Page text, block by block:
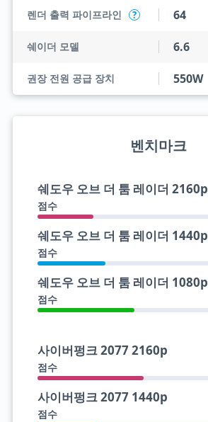
렌더 출력 파이프라인 ? 64
쉐이더 모델 6.6
권장 전원 공급 장치 550W
벤치마크
쉐도우 오브 더 툼 레이더 2160p
점수
쉐도우 오브 더 툼 레이더 1440p
점수
쉐도우 오브 더 툼 레이더 1080p
점수
사이버펑크 2077 2160p
점수
사이버펑크 2077 1440p
점수